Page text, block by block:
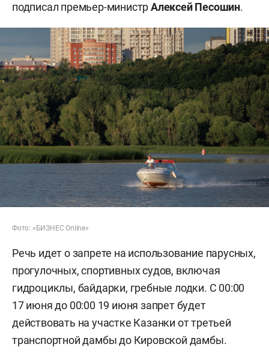
подписал премьер-министрАлексей Песошин.
Фото: «БИЗНЕС Online»
Речь идет о запрете на использование парусных,
прогулочных, спортивных судов, включая
гидроциклы, байдарки, гребные лодки. С 00:00
17 июня до 00:00 19 июня запрет будет
действовать на участке Казанки от третьей
транспортной дамбы до Кировской дамбы.